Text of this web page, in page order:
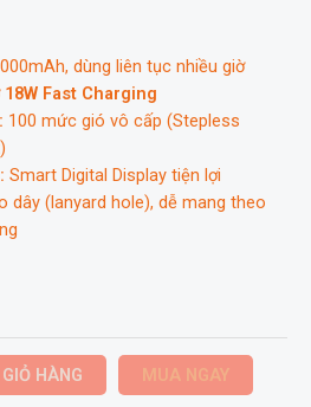
dùng liên tục nhiều giờ
18W Fast Charging
100 mức gió vô cấp (Stepless
Smart Digital Display tiện lợi
dây (lanyard hole), dễ mang theo
HÀNG MUA NGAY